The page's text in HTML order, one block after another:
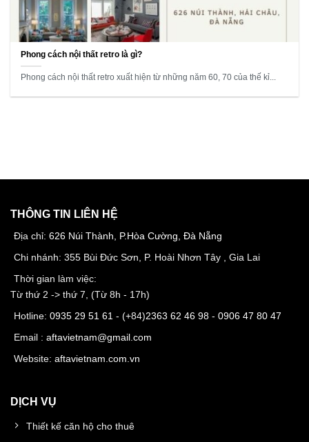
Phong cách nội thất retro là gì?
Phong cách nội thất retro xuất hiện từ những năm 60, 70 của thế kỉ...
THÔNG TIN LIÊN HỆ
Địa chỉ: 626 Núi Thành, P.Hòa Cường, Đà Nẵng
Chi nhánh: 355 Bùi Đức Sơn, P. Hoài Nhơn Tây , Gia Lai
Thời gian làm việc:
Từ thứ 2 -> thứ 7, (Từ 8h - 17h)
Hotline: 0935 29 51 61 - (+84)2363 62 46 98 - 0906 47 80 47
Email : aftavietnam@gmail.com
Website: aftavietnam.com.vn
DỊCH VỤ
Thiết kế căn hộ cho thuê